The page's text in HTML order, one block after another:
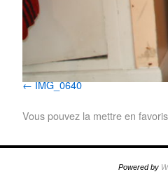
IMG_0640
Vous pouvez la mettre en
Powered by